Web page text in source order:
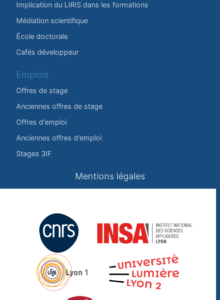
Implication du LIRIS dans les formations
Médiation scientifique
École doctorale
Cafés développeur
Emplois
Offres de stage
Anciennes offres de stage
Offres d'emploi
Anciennes offres d'emploi
Stages 3IF
Mentions légales